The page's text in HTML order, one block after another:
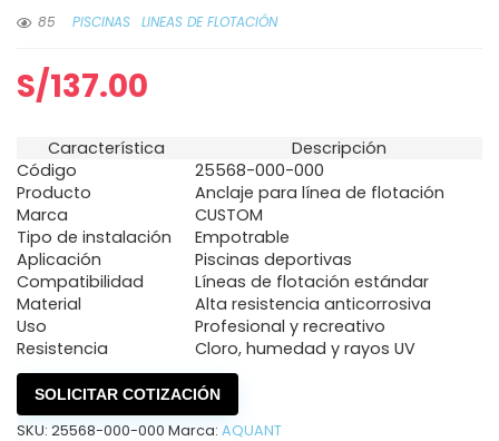
85
PISCINAS LINEAS DE FLOTACIÓN
S/137.00
Característica
Descripción
Código
25568-000-000
Producto
Anclaje para línea de flotación
Marca
CUSTOM
Tipo de instalación
Empotrable
Aplicación
Piscinas deportivas
Compatibilidad
Líneas de flotación estándar
Material
Alta resistencia anticorrosiva
Uso
Profesional y recreativo
Resistencia
Cloro, humedad y rayos UV
SOLICITAR COTIZACIÓN
SKU: 25568-000-000 Marca: AQUANT